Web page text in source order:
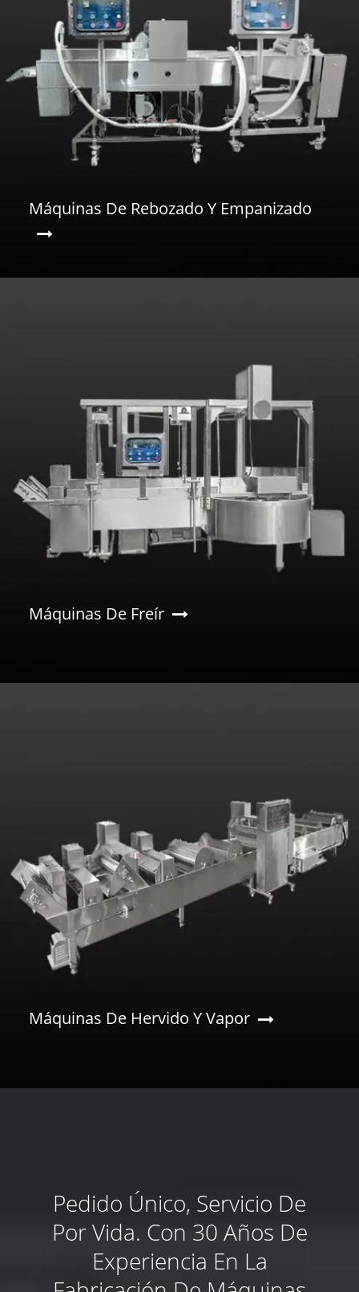
Máquinas De Rebozado Y Empanizado
Máquinas De Freír
Máquinas De Hervido Y Vapor
Pedido Único, Servicio De
Por Vida. Con 30 Años De
Experiencia En La